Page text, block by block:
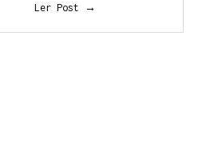
Ler Post →